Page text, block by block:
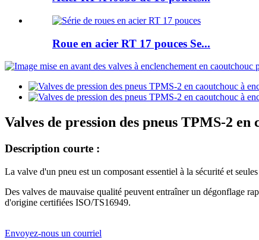
Roue en acier RT 17 pouces Se...
Valves de pression des pneus TPMS-2
Description courte :
La valve d'un pneu est un composant essentiel à la sécurité et
Des valves de mauvaise qualité peuvent entraîner un dégonflage
d'origine certifiées ISO/TS16949.
Envoyez-nous un courriel